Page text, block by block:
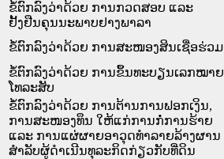
ຂໍ້ຕົກລົງວ່າດ້ວຍ ການກວດສອບ ແລະ
ຢັ້ງຢືນຄຸນນະພາບຢາງພາລາ
ຂໍ້ຕົກລົງວ່າດ້ວຍ ການສະໜອງສິນເຊື່ອຮ່ວມ
ຂໍ້ຕົກລົງວ່າດ້ວຍ ການຂຶ້ນທະບຽນເລກໝາຍ
ໂທລະສັບ
ຂໍ້ຕົກລົງວ່າດ້ວຍ ການຕ້ານການຟອກເງິນ,
ການສະໜອງທຶນ ໃຫ້ແກ່ການກໍ່ການຮ້າຍ
ແລະ ການແຜ່ຜາຍອາວຸດທຳລາຍລ້າງຜານ
ສຳລັບຜູ້ດຳເນີນທຸລະກິດກ່ຽວກັບທີ່ດິນ